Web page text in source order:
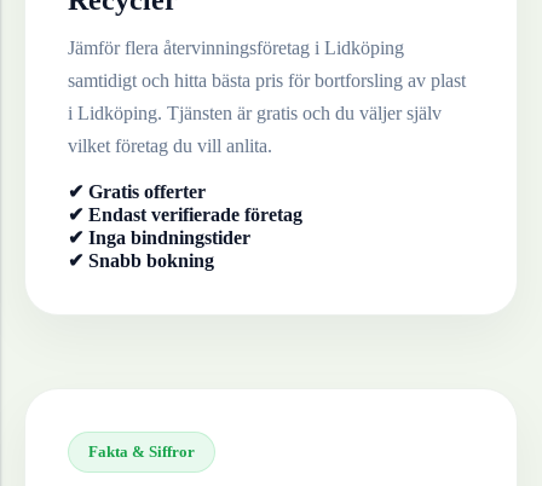
Jämför flera återvinningsföretag i Lidköping
samtidigt och hitta bästa pris för bortforsling av plast
i Lidköping. Tjänsten är gratis och du väljer själv
vilket företag du vill anlita.
✔ Gratis offerter
✔ Endast verifierade företag
✔ Inga bindningstider
✔ Snabb bokning
Fakta & Siffror